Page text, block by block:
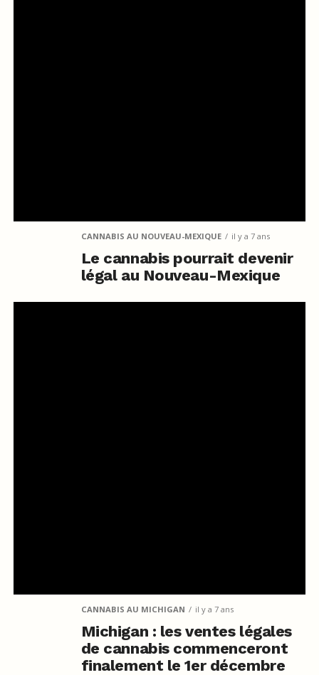
CANNABIS AU NOUVEAU-MEXIQUE il y a 7 ans
Le cannabis pourrait devenir
légal au Nouveau-Mexique
CANNABIS AU MICHIGAN il y a 7 ans
Michigan : les ventes légales
de cannabis commenceront
finalement le 1er décembre